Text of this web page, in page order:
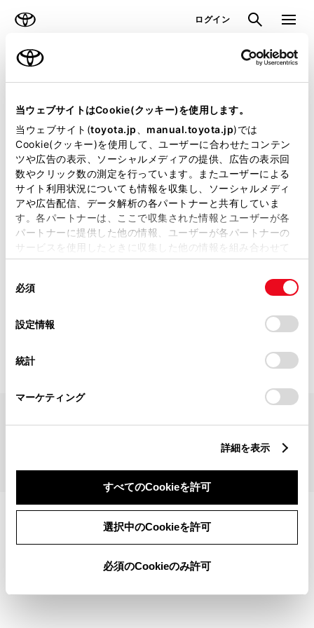
当ウェブサイトはCookie(クッキー)を使用します。
当ウェブサイト(toyota.jp manual.toyota.jp)では
Cookie(クッキー)を使用して、ユーザーに合わせたコンテン
ツや広告の表示、ソーシャルメディアの提供、広告の表示回
数やクリック数の測定を行っています。またユーザーによる
サイト利用状況についても情報を収集し、ソーシャルメディ
アや広告配信、データ解析の各パートナーと共有していま
す。各パートナーは、ここで収集された情報とユーザーが各
パートナーに提供した他の情報、ユーザーが各パートナーの
サービスを使用したときに収集した他の情報を組み合わせて
使用することがあります。当ウェブサイトの使用を続行する
デバイスにすべてのCookie(クッキー)が保存されることに同
意したことになります。Cookie(クッキー)のオプトアウト、
設定の変更、同意を撤回したりするにあたっては、当社の
「Cookie（クッキー）情報の取り扱いについて
」をご覧くだ
必須
設定情報
統計
マーケティング
詳細を表示
すべてのCookieを許可
選択中のCookieを許可
必須のCookieのみ許可
ログイン 検索 メニュ
ラインアップ トピックス
見積りシミュレーション
見積りシミュレーションのデータが
正常に取得できませんでした。
詳しくは販売店までお問合せくださ
い。
（2-7-4）
見積りシミュレーショントップへ
TOYOTAアカウント利用規約反社会的勢力に対する基本方針企業情報
©1995-2026 TOYOTA MOTOR CORPORATION. ALL RIGHTS RESERVED.